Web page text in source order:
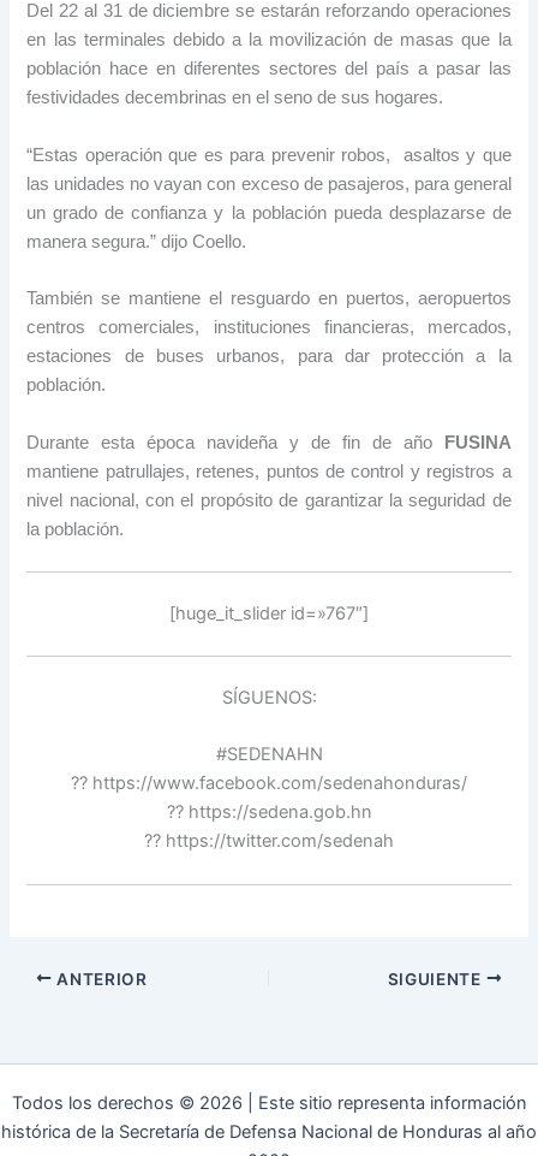
Del 22 al 31 de diciembre se estarán reforzando operaciones
en las terminales debido a la movilización de masas que la
población hace en diferentes sectores del país a pasar las
festividades decembrinas en el seno de sus hogares.
“Estas operación que es para prevenir robos, asaltos y que
las unidades no vayan con exceso de pasajeros, para general
un grado de confianza y la población pueda desplazarse de
manera segura.” dijo Coello.
También se mantiene el resguardo en puertos, aeropuertos
centros comerciales, instituciones financieras, mercados,
estaciones de buses urbanos, para dar protección a la
población.
Durante esta época navideña y de fin de año FUSINA
mantiene patrullajes, retenes, puntos de control y registros a
nivel nacional, con el propósito de garantizar la seguridad de
la población.
[huge_it_slider id=»767″]
SÍGUENOS:
#SEDENAHN
?? https://www.facebook.com/sedenahonduras/
?? https://sedena.gob.hn
?? https://twitter.com/sedenah
ANTERIOR SIGUIENTE
Todos los derechos © 2026 | Este sitio representa información
histórica de la Secretaría de Defensa Nacional de Honduras al año